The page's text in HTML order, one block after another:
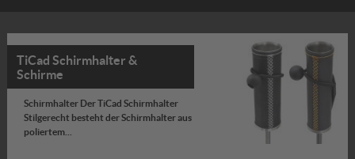
TiCad Schirmhalter &
Schirme
Schirmhalter Der TiCad Schirmhalter
Stilgerecht besteht der Schirmhalter aus
poliertem...